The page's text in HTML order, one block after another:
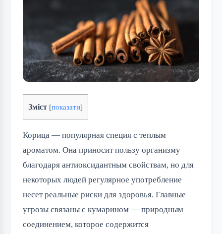
Зміст [показати]
Корица — популярная специя с теплым
ароматом. Она приносит пользу организму
благодаря антиоксидантным свойствам, но для
некоторых людей регулярное употребление
несет реальные риски для здоровья. Главные
угрозы связаны с кумарином — природным
соединением, которое содержится